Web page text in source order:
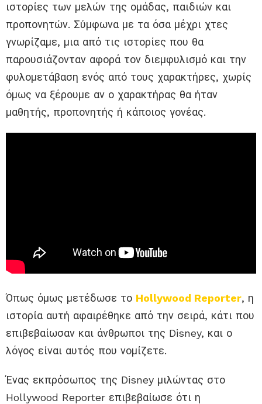
ιστορίες των μελών της ομάδας, παιδιών και
προπονητών. Σύμφωνα με τα όσα μέχρι χτες
γνωρίζαμε, μια από τις ιστορίες που θα
παρουσιάζονταν αφορά τον διεμφυλισμό και την
φυλομετάβαση ενός από τους χαρακτήρες, χωρίς
όμως να ξέρουμε αν ο χαρακτήρας θα ήταν
μαθητής, προπονητής ή κάποιος γονέας.
Όπως όμως μετέδωσε το Hollywood Reporter, η
ιστορία αυτή αφαιρέθηκε από την σειρά, κάτι που
επιβεβαίωσαν και άνθρωποι της Disney, και ο
λόγος είναι αυτός που νομίζετε.
Ένας εκπρόσωπος της Disney μιλώντας στο
Hollywood Reporter επιβεβαίωσε ότι η